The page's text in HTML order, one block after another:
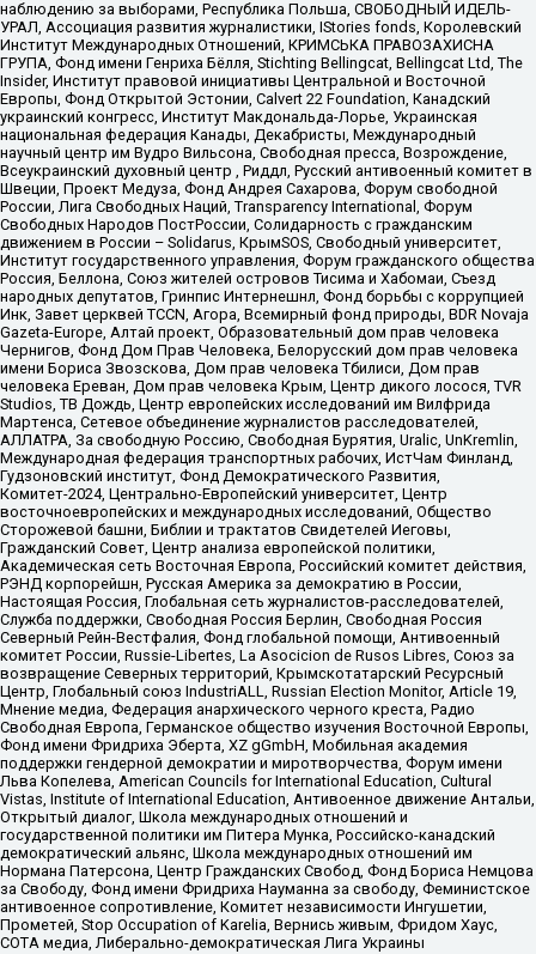
наблюдению за выборами, Республика Польша, СВОБОДНЫЙ ИДЕЛЬ-
УРАЛ, Ассоциация развития журналистики, IStories fonds, Королевский
Институт Международных Отношений, КРИМСЬКА ПРАВОЗАХИСНА
ГРУПА, Фонд имени Генриха Бёлля, Stichting Bellingcat, Bellingcat Ltd, The
Insider, Институт правовой инициативы Центральной и Восточной
Европы, Фонд Открытой Эстонии, Calvert 22 Foundation, Канадский
украинский конгресс, Институт Макдональда-Лорье, Украинская
национальная федерация Канады, Декабристы, Международный
научный центр им Вудро Вильсона, Свободная пресса, Возрождение,
Всеукраинский духовный центр , Риддл, Русский антивоенный комитет в
Швеции, Проект Медуза, Фонд Андрея Сахарова, Форум свободной
России, Лига Свободных Наций, Transparеncy International, Форум
Свободных Народов ПостРоссии, Солидарность с гражданским
движением в России – Solidarus, КрымSOS, Свободный университет,
Институт государственного управления, Форум гражданского общества
Россия, Беллона, Союз жителей островов Тисима и Хабомаи, Съезд
народных депутатов, Гринпис Интернешнл, Фонд борьбы с коррупцией
Инк, Завет церквей TCCN, Агора, Всемирный фонд природы, BDR Novaja
Gazeta-Europe, Алтай проект, Образовательный дом прав человека
Чернигов, Фонд Дом Прав Человека, Белорусский дом прав человека
имени Бориса Звозскова, Дом прав человека Тбилиси, Дом прав
человека Ереван, Дом прав человека Крым, Центр дикого лосося, TVR
Studios, ТВ Дождь, Центр европейских исследований им Вилфрида
Мартенса, Сетевое объединение журналистов расследователей,
АЛЛАТРА, За свободную Россию, Свободная Бурятия, Uralic, UnKremlin,
Международная федерация транспортных рабочих, ИстЧам Финланд,
Гудзоновский институт, Фонд Демократического Развития,
Комитет-2024, Центрально-Европейский университет, Центр
восточноевропейских и международных исследований, Общество
Сторожевой башни, Библии и трактатов Свидетелей Иеговы,
Гражданский Совет, Центр анализа европейской политики,
Академическая сеть Восточная Европа, Российский комитет действия,
РЭНД корпорейшн, Русская Америка за демократию в России,
Настоящая Россия, Глобальная сеть журналистов-расследователей,
Служба поддержки, Свободная Россия Берлин, Свободная Россия
Северный Рейн-Вестфалия, Фонд глобальной помощи, Антивоенный
комитет России, Russie-Libertes, La Asocicion de Rusos Libres, Союз за
возвращение Северных территорий, Крымскотатарский Ресурсный
Центр, Глобальный союз IndustriALL, Russian Election Monitor, Article 19,
Мнение медиа, Федерация анархического черного креста, Радио
Свободная Европа, Германское общество изучения Восточной Европы,
Фонд имени Фридриха Эберта, XZ gGmbH, Мобильная академия
поддержки гендерной демократии и миротворчества, Форум имени
Льва Копелева, American Councils for International Education, Cultural
Vistas, Institute of International Education, Антивоенное движение Антальи,
Открытый диалог, Школа международных отношений и
государственной политики им Питера Мунка, Российско-канадский
демократический альянс, Школа международных отношений им
Нормана Патерсона, Центр Гражданских Свобод, Фонд Бориса Немцова
за Свободу, Фонд имени Фридриха Науманна за свободу, Феминистское
антивоенное сопротивление, Комитет независимости Ингушетии,
Прометей, Stop Occupation of Karelia, Вернись живым, Фридом Хаус,
СОТА медиа, Либерально-демократическая Лига Украины